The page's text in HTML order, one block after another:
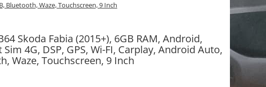
Bluetooth, Waze, Touchscreen, 9 Inch
Skoda Fabia (2015+), 6GB RAM, Android,
4G, DSP, GPS, Wi-FI, Carplay, Android Auto,
Waze, Touchscreen, 9 Inch